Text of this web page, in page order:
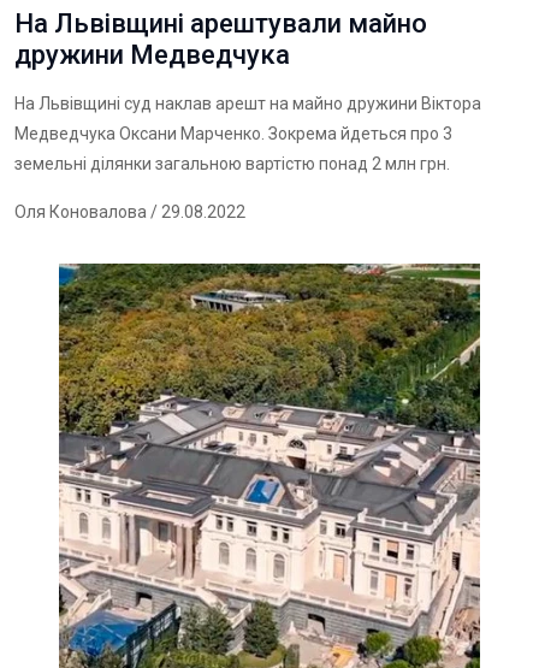
На Львівщині арештували майно
дружини Медведчука
На Львівщині суд наклав арешт на майно дружини Віктора
Медведчука Оксани Марченко. Зокрема йдеться про 3
земельні ділянки загальною вартістю понад 2 млн грн.
Оля Коновалова / 29.08.2022